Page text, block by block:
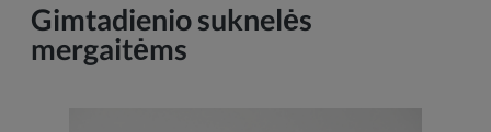
Gimtadienio suknelės
mergaitėms